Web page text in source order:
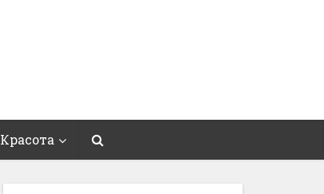
Красота